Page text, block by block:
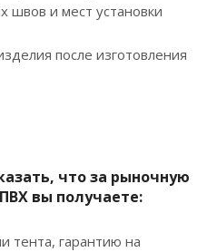
швов и мест установки
после изготовления
что за рыночную
вы получаете:
тента, гарантию на